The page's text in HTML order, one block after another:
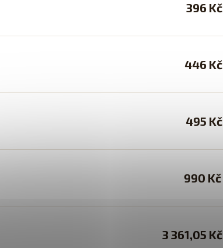
396 Kč
446 Kč
495 Kč
990 Kč
3 361,05 Kč